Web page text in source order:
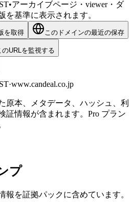
•アーカイブページ・viewer・ダ
を基準に表示されます。
を取得 このドメインの最近の保存
のURLを監視する
·www.candeal.co.jp
原本、メタデータ、ハッシュ、利
証情報が含まれます。Pro プラン
プ
報を証拠パックに含めています。